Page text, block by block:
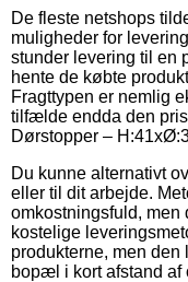
De fleste netshops
muligheder for
stunder levering til en
hente de købte
Fragttypen er nemlig
tilfælde endda den
Dørstopper –
Du kunne alternativt
eller til dit arbejde.
omkostningsfuld, men
kostelige
produkterne, men
bopæl i kort afstand